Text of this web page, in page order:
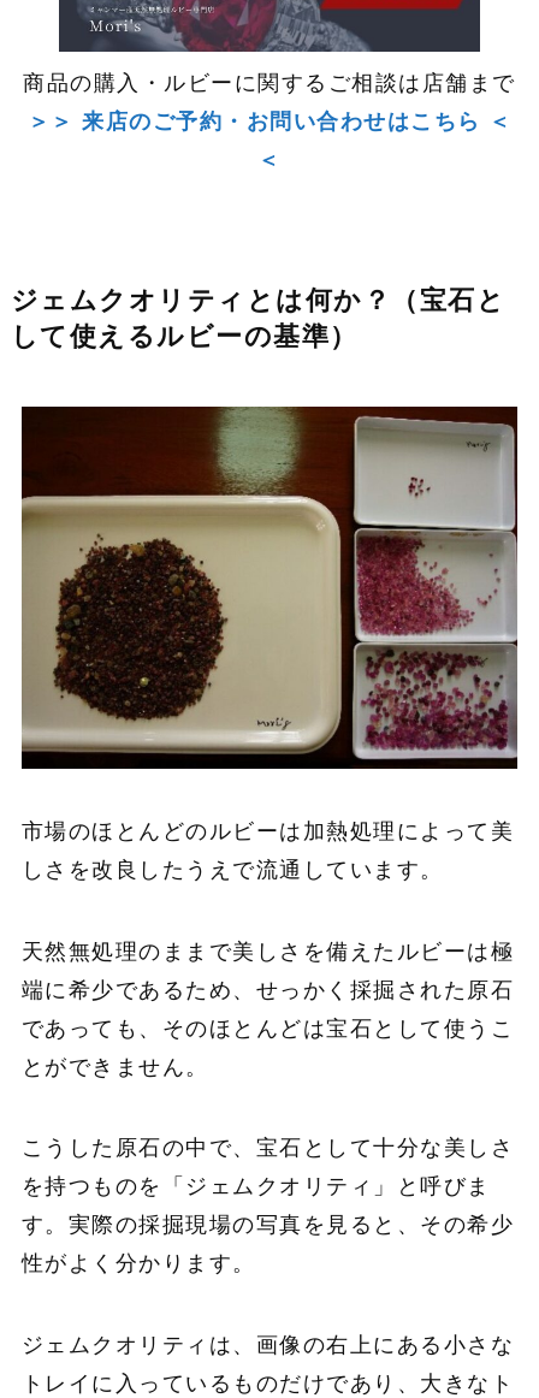
商品の購入・ルビーに関するご相談は店舗まで
＞＞ 来店のご予約・お問い合わせはこちら ＜
＜
ジェムクオリティとは何か？（宝石と
して使えるルビーの基準）
市場のほとんどのルビーは加熱処理によって美
しさを改良したうえで流通しています。
天然無処理のままで美しさを備えたルビーは極
端に希少であるため、せっかく採掘された原石
であっても、そのほとんどは宝石として使うこ
とができません。
こうした原石の中で、宝石として十分な美しさ
を持つものを「ジェムクオリティ」と呼びま
す。実際の採掘現場の写真を見ると、その希少
性がよく分かります。
ジェムクオリティは、画像の右上にある小さな
トレイに入っているものだけであり、大きなト